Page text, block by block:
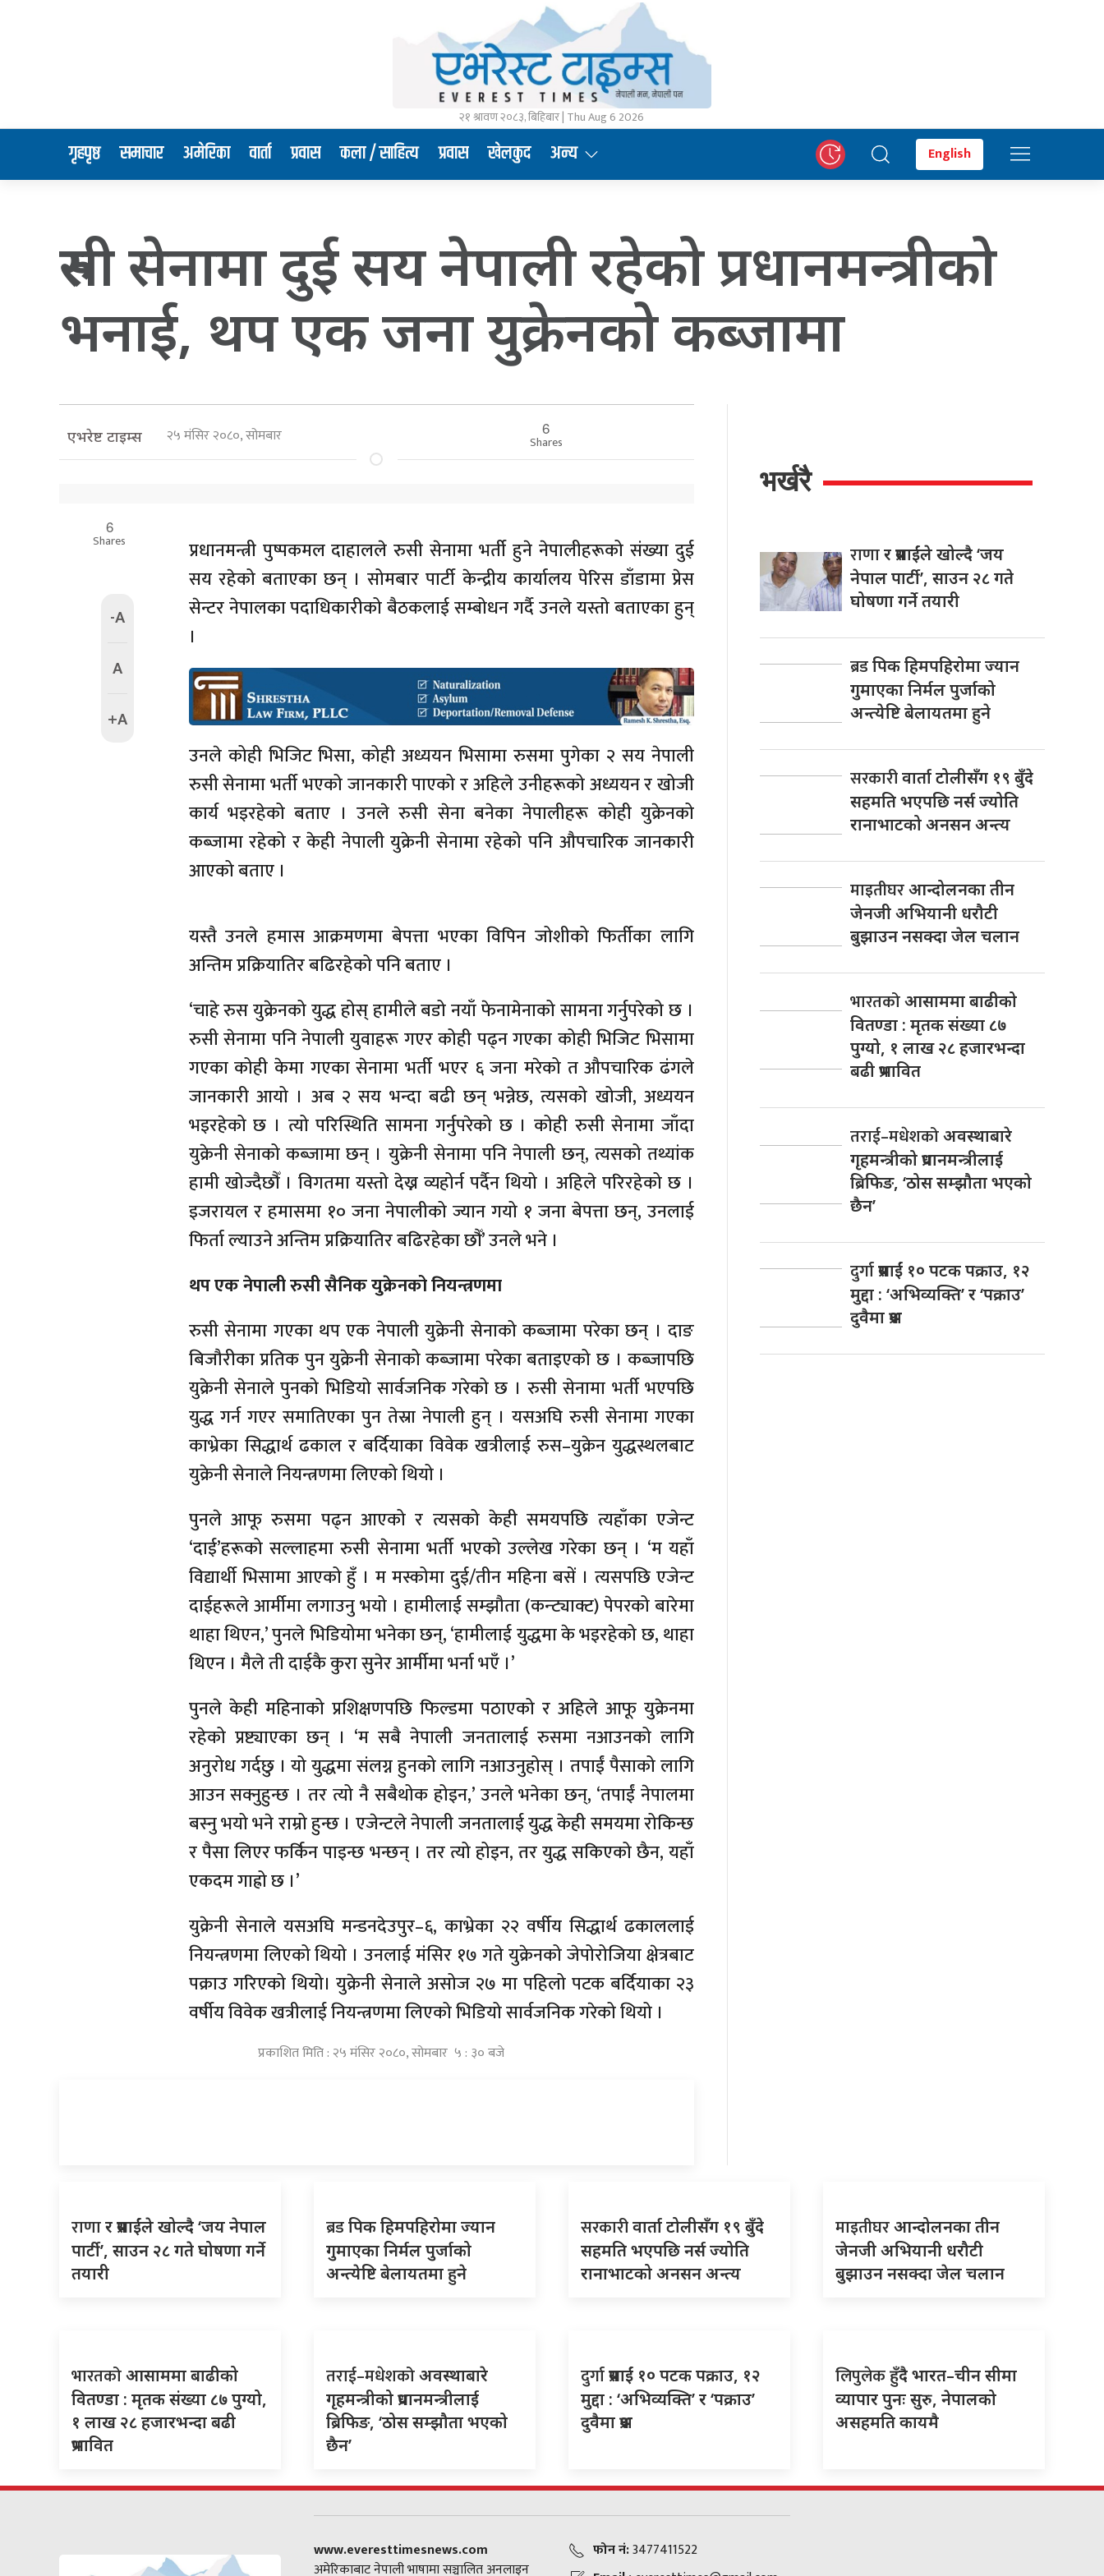
२१ श्रावण २०८३, बिहिबार | Thu Aug 6 2026
गृहपृष्ठ समाचार अमेरिका वार्ता प्रवास कला / साहित्य प्रवास खेलकुद अन्य English
रुसी सेनामा दुई सय नेपाली रहेको प्रधानमन्त्रीको
भनाई, थप एक जना युक्रेनको कब्जामा
एभरेष्ट टाइम्स २५ मंसिर २०८०, सोमबार 6
Shares
6
Shares
-A
A
+A
प्रधानमन्त्री पुष्पकमल दाहालले रुसी सेनामा भर्ती हुने नेपालीहरूको संख्या दुई
सय रहेको बताएका छन् । सोमबार पार्टी केन्द्रीय कार्यालय पेरिस डाँडामा प्रेस
सेन्टर नेपालका पदाधिकारीको बैठकलाई सम्बोधन गर्दै उनले यस्तो बताएका हुन्
।
उनले कोही भिजिट भिसा, कोही अध्ययन भिसामा रुसमा पुगेका २ सय नेपाली
रुसी सेनामा भर्ती भएको जानकारी पाएको र अहिले उनीहरूको अध्ययन र खोजी
कार्य भइरहेको बताए । उनले रुसी सेना बनेका नेपालीहरू कोही युक्रेनको
कब्जामा रहेको र केही नेपाली युक्रेनी सेनामा रहेको पनि औपचारिक जानकारी
आएको बताए ।
यस्तै उनले हमास आक्रमणमा बेपत्ता भएका विपिन जोशीको फिर्तीका लागि
अन्तिम प्रक्रियातिर बढिरहेको पनि बताए ।
‘चाहे रुस युक्रेनको युद्ध होस् हामीले बडो नयाँ फेनामेनाको सामना गर्नुपरेको छ ।
रुसी सेनामा पनि नेपाली युवाहरू गएर कोही पढ्न गएका कोही भिजिट भिसामा
गएका कोही केमा गएका सेनामा भर्ती भएर ६ जना मरेको त औपचारिक ढंगले
जानकारी आयो । अब २ सय भन्दा बढी छन् भन्नेछ, त्यसको खोजी, अध्ययन
भइरहेको छ । त्यो परिस्थिति सामना गर्नुपरेको छ । कोही रुसी सेनामा जाँदा
युक्रेनी सेनाको कब्जामा छन् । युक्रेनी सेनामा पनि नेपाली छन्, त्यसको तथ्यांक
हामी खोज्दैछौँ । विगतमा यस्तो देख्न व्यहोर्न पर्दैन थियो । अहिले परिरहेको छ ।
इजरायल र हमासमा १० जना नेपालीको ज्यान गयो १ जना बेपत्ता छन्, उनलाई
फिर्ता ल्याउने अन्तिम प्रक्रियातिर बढिरहेका छौँ’ उनले भने ।
थप एक नेपाली रुसी सैनिक युक्रेनको नियन्त्रणमा
रुसी सेनामा गएका थप एक नेपाली युक्रेनी सेनाको कब्जामा परेका छन् । दाङ
बिजौरीका प्रतिक पुन युक्रेनी सेनाको कब्जामा परेका बताइएको छ । कब्जापछि
युक्रेनी सेनाले पुनको भिडियो सार्वजनिक गरेको छ । रुसी सेनामा भर्ती भएपछि
युद्ध गर्न गएर समातिएका पुन तेस्रा नेपाली हुन् । यसअघि रुसी सेनामा गएका
काभ्रेका सिद्धार्थ ढकाल र बर्दियाका विवेक खत्रीलाई रुस–युक्रेन युद्धस्थलबाट
युक्रेनी सेनाले नियन्त्रणमा लिएको थियो ।
पुनले आफू रुसमा पढ्न आएको र त्यसको केही समयपछि त्यहाँका एजेन्ट
‘दाई’हरूको सल्लाहमा रुसी सेनामा भर्ती भएको उल्लेख गरेका छन् । ‘म यहाँ
विद्यार्थी भिसामा आएको हुँ । म मस्कोमा दुई/तीन महिना बसें । त्यसपछि एजेन्ट
दाईहरूले आर्मीमा लगाउनु भयो । हामीलाई सम्झौता (कन्ट्याक्ट) पेपरको बारेमा
थाहा थिएन,’ पुनले भिडियोमा भनेका छन्, ‘हामीलाई युद्धमा के भइरहेको छ, थाहा
थिएन । मैले ती दाईकै कुरा सुनेर आर्मीमा भर्ना भएँ ।’
पुनले केही महिनाको प्रशिक्षणपछि फिल्डमा पठाएको र अहिले आफू युक्रेनमा
रहेको प्रष्ट्याएका छन् । ‘म सबै नेपाली जनतालाई रुसमा नआउनको लागि
अनुरोध गर्दछु । यो युद्धमा संलग्न हुनको लागि नआउनुहोस् । तपाईं पैसाको लागि
आउन सक्नुहुन्छ । तर त्यो नै सबैथोक होइन,’ उनले भनेका छन्, ‘तपाईं नेपालमा
बस्नु भयो भने राम्रो हुन्छ । एजेन्टले नेपाली जनतालाई युद्ध केही समयमा रोकिन्छ
र पैसा लिएर फर्किन पाइन्छ भन्छन् । तर त्यो होइन, तर युद्ध सकिएको छैन, यहाँ
एकदम गाह्रो छ ।’
युक्रेनी सेनाले यसअघि मन्डनदेउपुर–६, काभ्रेका २२ वर्षीय सिद्धार्थ ढकाललाई
नियन्त्रणमा लिएको थियो । उनलाई मंसिर १७ गते युक्रेनको जेपोरोजिया क्षेत्रबाट
पक्राउ गरिएको थियो। युक्रेनी सेनाले असोज २७ मा पहिलो पटक बर्दियाका २३
वर्षीय विवेक खत्रीलाई नियन्त्रणमा लिएको भिडियो सार्वजनिक गरेको थियो ।
प्रकाशित मिति : २५ मंसिर २०८०, सोमबार ५ : ३० बजे
भर्खरै
राणार प्रसाईंले खोल्दै ‘जय
नेपाल पार्टी’, साउन २८ गते
घोषणा गर्ने तयारी
ब्रडपिक हिमपहिरोमा ज्यान
गुमाएका निर्मल पुर्जाको
अन्त्येष्टि बेलायतमा हुने
सरकारीवार्ता टोलीसँग १९ बुँदे
सहमति भएपछि नर्स ज्योति
रानाभाटको अनसन अन्त्य
माइतीघरआन्दोलनका तीन
जेनजी अभियानी धरौटी
बुझाउन नसक्दा जेल चलान
भारतकोआसाममा बाढीको
वितण्डा : मृतक संख्या ८७
पुग्यो, १ लाख २८ हजारभन्दा
बढी प्रभावित
तराई–मधेशकोअवस्थाबारे
गृहमन्त्रीको प्रधानमन्त्रीलाई
ब्रिफिङ, ‘ठोस सम्झौता भएको
छैन’
दुर्गाप्रसाईं १० पटक पक्राउ, १२
मुद्दा : ‘अभिव्यक्ति’ र ‘पक्राउ’
दुवैमा प्रश्न
राणार प्रसाईंले खोल्दै ‘जय नेपाल
पार्टी’, साउन २८ गते घोषणा गर्ने
तयारी
ब्रडपिक हिमपहिरोमा ज्यान
गुमाएका निर्मल पुर्जाको
अन्त्येष्टि बेलायतमा हुने
सरकारीवार्ता टोलीसँग १९ बुँदे
सहमति भएपछि नर्स ज्योति
रानाभाटको अनसन अन्त्य
माइतीघरआन्दोलनका तीन
जेनजी अभियानी धरौटी
बुझाउन नसक्दा जेल चलान
भारतकोआसाममा बाढीको
वितण्डा : मृतक संख्या ८७ पुग्यो,
१ लाख २८ हजारभन्दा बढी
प्रभावित
तराई–मधेशकोअवस्थाबारे
गृहमन्त्रीको प्रधानमन्त्रीलाई
ब्रिफिङ, ‘ठोस सम्झौता भएको
छैन’
दुर्गाप्रसाईं १० पटक पक्राउ, १२
मुद्दा : ‘अभिव्यक्ति’ र ‘पक्राउ’
दुवैमा प्रश्न
लिपुलेकहुँदै भारत–चीन सीमा
व्यापार पुनः सुरु, नेपालको
असहमति कायमै
www.everesttimesnews.com
अमेरिकाबाट नेपाली भाषामा सञ्चालित अनलाइन
फोन नं:3477411522